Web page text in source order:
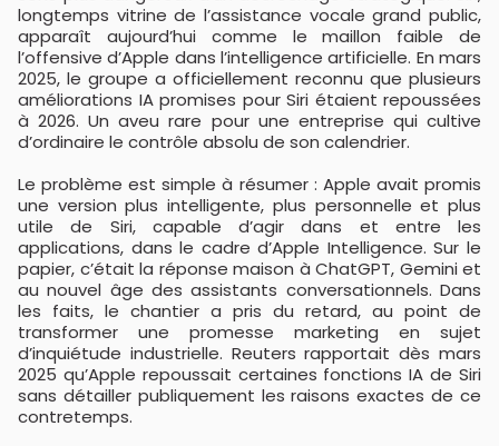
longtemps vitrine de l’assistance vocale grand public,
apparaît aujourd’hui comme le maillon faible de
l’offensive d’Apple dans l’intelligence artificielle. En mars
2025, le groupe a officiellement reconnu que plusieurs
améliorations IA promises pour Siri étaient repoussées
à 2026. Un aveu rare pour une entreprise qui cultive
d’ordinaire le contrôle absolu de son calendrier.
Le problème est simple à résumer : Apple avait promis
une version plus intelligente, plus personnelle et plus
utile de Siri, capable d’agir dans et entre les
applications, dans le cadre d’Apple Intelligence. Sur le
papier, c’était la réponse maison à ChatGPT, Gemini et
au nouvel âge des assistants conversationnels. Dans
les faits, le chantier a pris du retard, au point de
transformer une promesse marketing en sujet
d’inquiétude industrielle. Reuters rapportait dès mars
2025 qu’Apple repoussait certaines fonctions IA de Siri
sans détailler publiquement les raisons exactes de ce
contretemps.